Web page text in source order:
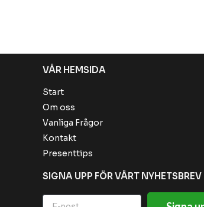
VÅR HEMSIDA
Start
Om oss
Vanliga Frågor
Kontakt
Presenttips
SIGNA UPP FÖR VÅRT NYHETSBREV